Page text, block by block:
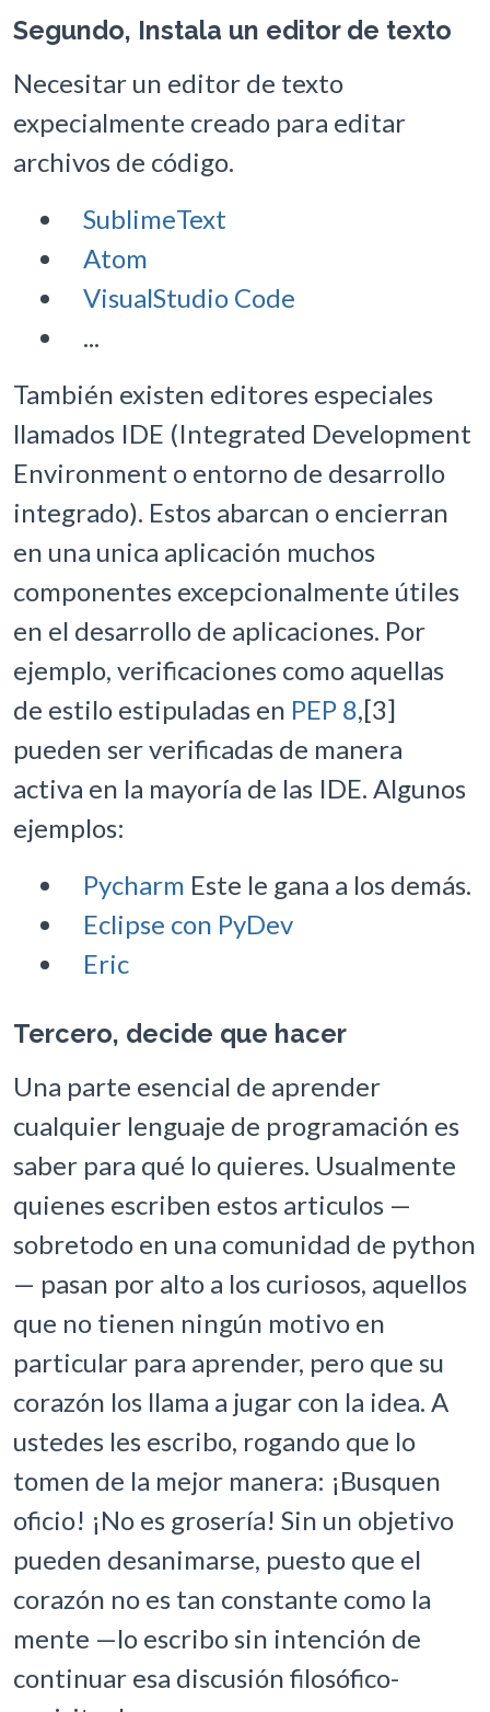
Segundo, Instala un editor de texto
Necesitar un editor de texto
expecialmente creado para editar
archivos de código.
SublimeText
Atom
VisualStudio Code
...
También existen editores especiales
llamados IDE (Integrated Development
Environment o entorno de desarrollo
integrado). Estos abarcan o encierran
en una unica aplicación muchos
componentes excepcionalmente útiles
en el desarrollo de aplicaciones. Por
ejemplo, verificaciones como aquellas
de estilo estipuladas en PEP 8,[3]
pueden ser verificadas de manera
activa en la mayoría de las IDE. Algunos
ejemplos:
Pycharm Este le gana a los demás.
Eclipse con PyDev
Eric
Tercero, decide que hacer
Una parte esencial de aprender
cualquier lenguaje de programación es
saber para qué lo quieres. Usualmente
quienes escriben estos articulos —
sobretodo en una comunidad de python
— pasan por alto a los curiosos, aquellos
que no tienen ningún motivo en
particular para aprender, pero que su
corazón los llama a jugar con la idea. A
ustedes les escribo, rogando que lo
tomen de la mejor manera: ¡Busquen
oficio! ¡No es grosería! Sin un objetivo
pueden desanimarse, puesto que el
corazón no es tan constante como la
mente —lo escribo sin intención de
continuar esa discusión filosófico-